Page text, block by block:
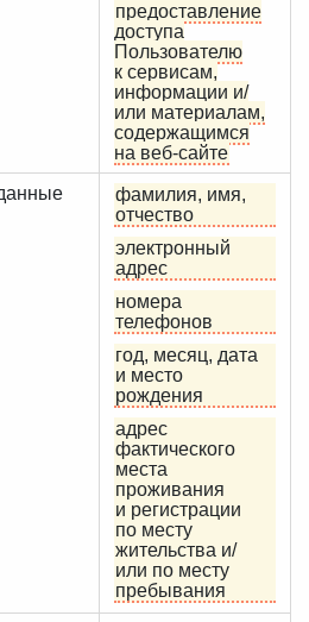
предоставление
доступа
Пользователю
к сервисам,
информации и/
или материалам,
содержащимся
на веб-сайте
фамилия, имя,
отчество
электронный
адрес
номера
телефонов
год, месяц, дата
и место
рождения
адрес
фактического
места
проживания
и регистрации
по месту
жительства и/
или по месту
пребывания